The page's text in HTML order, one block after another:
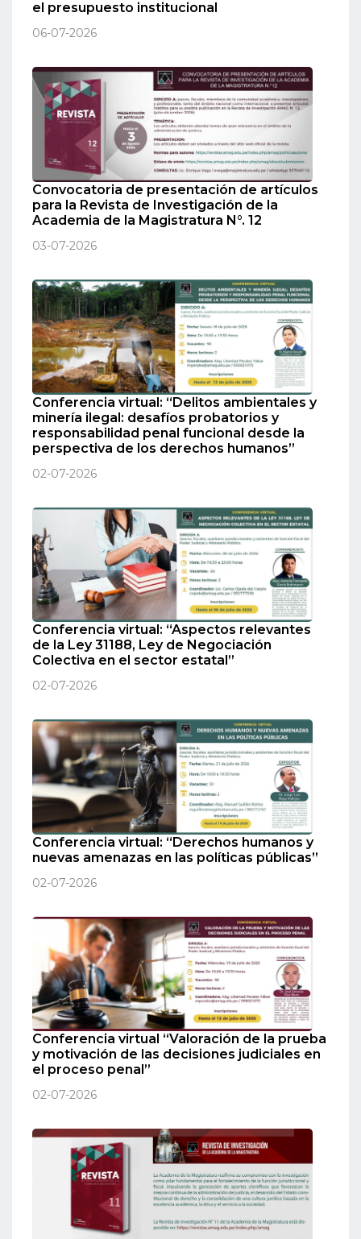
el presupuesto institucional
06-07-2026
Convocatoria de presentación de artículos
para la Revista de Investigación de la
Academia de la Magistratura N°. 12
03-07-2026
Conferencia virtual: “Delitos ambientales y
minería ilegal: desafíos probatorios y
responsabilidad penal funcional desde la
perspectiva de los derechos humanos”
02-07-2026
Conferencia virtual: “Aspectos relevantes
de la Ley 31188, Ley de Negociación
Colectiva en el sector estatal”
02-07-2026
Conferencia virtual: “Derechos humanos y
nuevas amenazas en las políticas públicas”
02-07-2026
Conferencia virtual “Valoración de la prueba
y motivación de las decisiones judiciales en
el proceso penal”
02-07-2026